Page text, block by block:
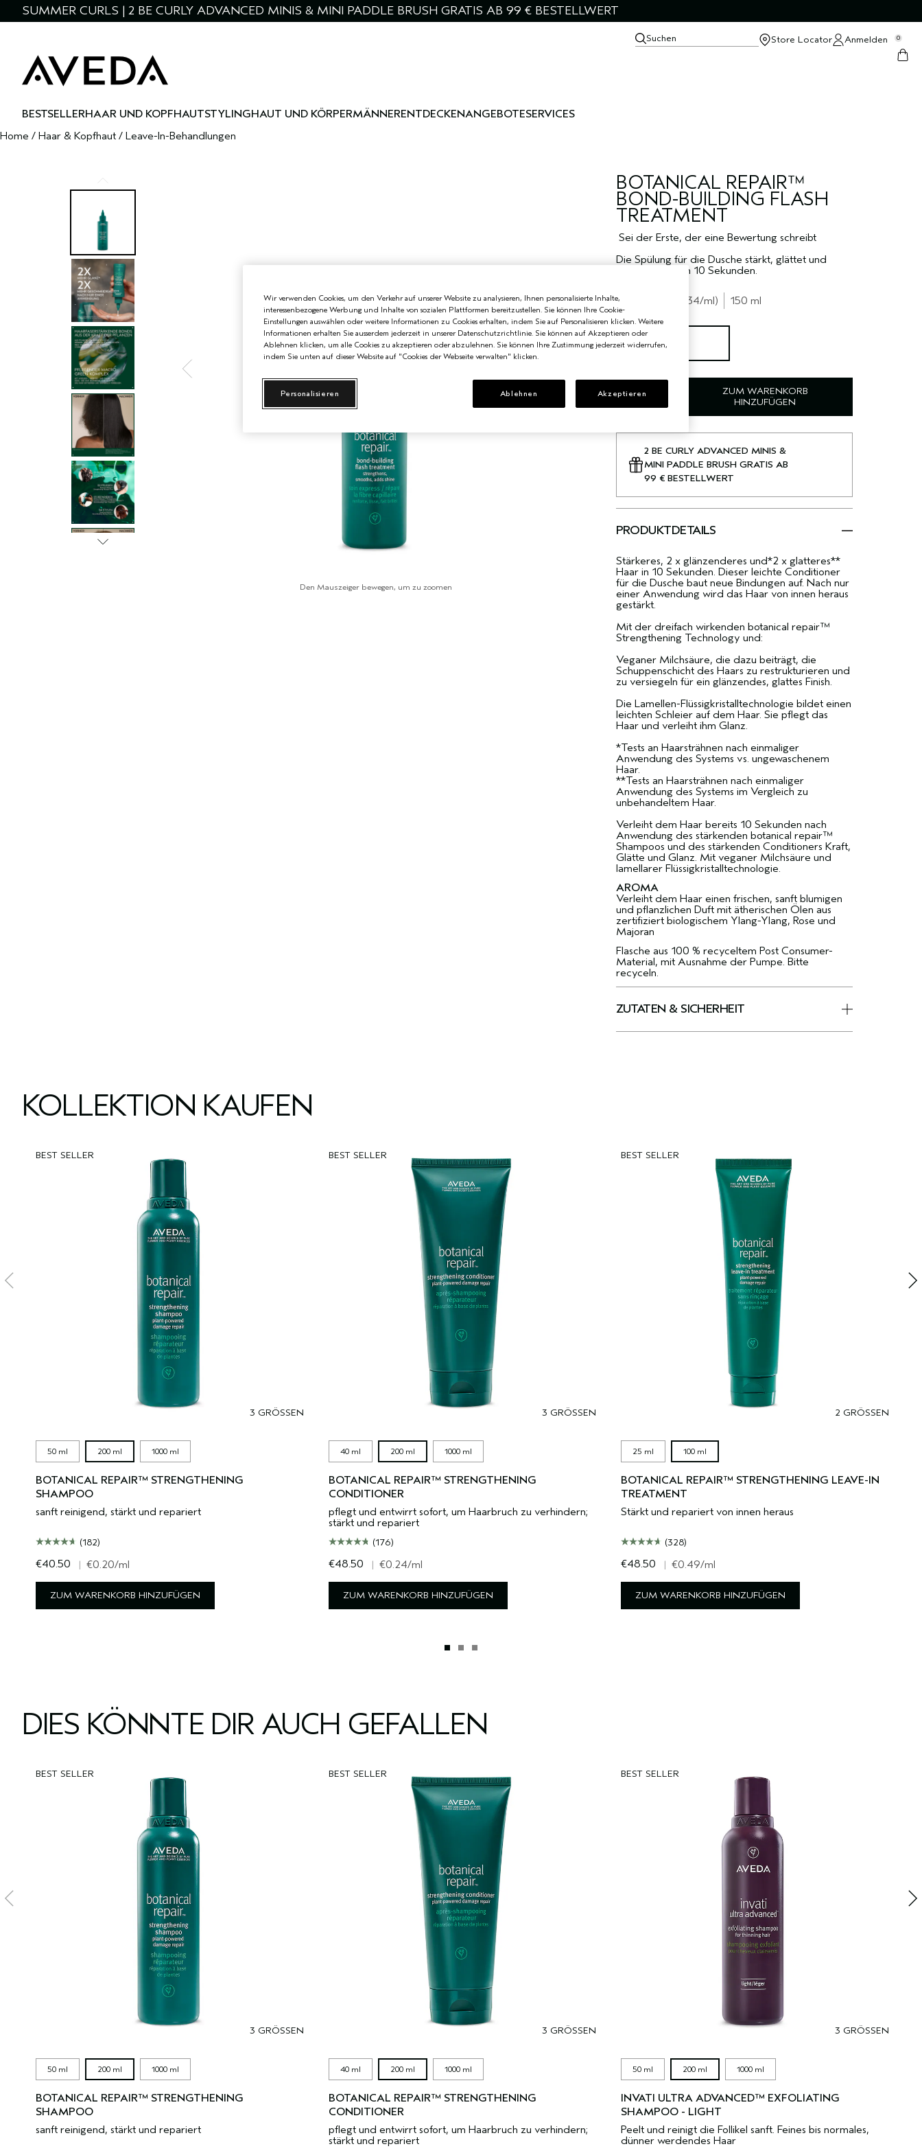
SUMMER CURLS | 2 BE CURLY ADVANCED MINIS & MINI PADDLE BRUSH GRATIS AB 99 € BESTELLWERT
Suchen Store Locator Anmelden 0
BESTSELLERHAAR UND KOPFHAUTSTYLINGHAUT UND KÖRPERMÄNNERENTDECKENANGEBOTESERVICES
Home / Haar & Kopfhaut / Leave-In-Behandlungen
BOTANICAL REPAIR™
BOND-BUILDING FLASH
TREATMENT
Sei der Erste, der eine Bewertung schreibt
Die Spülung für die Dusche stärkt, glättet und
verleiht Glanz in 10 Sekunden.
Den Mauszeiger bewegen, um zu zoomen
€51.00 €0.34/ml 150 ml
150 ml
€51.00
ZUM WARENKORB
HINZUFÜGEN
2 BE CURLY ADVANCED MINIS &
MINI PADDLE BRUSH GRATIS AB
99 € BESTELLWERT
PRODUKTDETAILS
Stärkeres, 2 x glänzenderes und*2 x glatteres**
Haar in 10 Sekunden. Dieser leichte Conditioner
für die Dusche baut neue Bindungen auf. Nach nur
einer Anwendung wird das Haar von innen heraus
gestärkt.
Mit der dreifach wirkenden botanical repair™
Strengthening Technology und:
Veganer Milchsäure, die dazu beiträgt, die
Schuppenschicht des Haars zu restrukturieren und
zu versiegeln für ein glänzendes, glattes Finish.
Die Lamellen-Flüssigkristalltechnologie bildet einen
leichten Schleier auf dem Haar. Sie pflegt das
Haar und verleiht ihm Glanz.
*Tests an Haarsträhnen nach einmaliger
Anwendung des Systems vs. ungewaschenem
Haar.
**Tests an Haarsträhnen nach einmaliger
Anwendung des Systems im Vergleich zu
unbehandeltem Haar.
Verleiht dem Haar bereits 10 Sekunden nach
Anwendung des stärkenden botanical repair™
Shampoos und des stärkenden Conditioners Kraft,
Glätte und Glanz. Mit veganer Milchsäure und
lamellarer Flüssigkristalltechnologie.
AROMA
Verleiht dem Haar einen frischen, sanft blumigen
und pflanzlichen Duft mit ätherischen Ölen aus
zertifiziert biologischem Ylang-Ylang, Rose und
Majoran
Flasche aus 100 % recyceltem Post Consumer-
Material, mit Ausnahme der Pumpe. Bitte
recyceln.
ZUTATEN & SICHERHEIT
KOLLEKTION KAUFEN
BEST SELLER
3 GRÖSSEN
50 ml 200 ml 1000 ml
BOTANICAL REPAIR™ STRENGTHENING
SHAMPOO
sanft reinigend, stärkt und repariert
(182)
€40.50 | €0.20/ml
ZUM WARENKORB HINZUFÜGEN
BEST SELLER
3 GRÖSSEN
40 ml 200 ml 1000 ml
BOTANICAL REPAIR™ STRENGTHENING
CONDITIONER
pflegt und entwirrt sofort, um Haarbruch zu verhindern;
stärkt und repariert
(176)
€48.50 | €0.24/ml
ZUM WARENKORB HINZUFÜGEN
BEST SELLER
2 GRÖSSEN
25 ml 100 ml
BOTANICAL REPAIR™ STRENGTHENING LEAVE-IN
TREATMENT
Stärkt und repariert von innen heraus
(328)
€48.50 | €0.49/ml
ZUM WARENKORB HINZUFÜGEN
DIES KÖNNTE DIR AUCH GEFALLEN
BEST SELLER
3 GRÖSSEN
50 ml 200 ml 1000 ml
BOTANICAL REPAIR™ STRENGTHENING
SHAMPOO
sanft reinigend, stärkt und repariert
BEST SELLER
3 GRÖSSEN
40 ml 200 ml 1000 ml
BOTANICAL REPAIR™ STRENGTHENING
CONDITIONER
pflegt und entwirrt sofort, um Haarbruch zu verhindern;
stärkt und repariert
BEST SELLER
3 GRÖSSEN
50 ml 200 ml 1000 ml
INVATI ULTRA ADVANCED™ EXFOLIATING
SHAMPOO - LIGHT
Peelt und reinigt die Follikel sanft. Feines bis normales,
dünner werdendes Haar
Wir verwenden Cookies, um den Verkehr auf unserer Website zu analysieren, Ihnen personalisierte Inhalte,
interessenbezogene Werbung und Inhalte von sozialen Plattformen bereitzustellen. Sie können Ihre Cookie-
Einstellungen auswählen oder weitere Informationen zu Cookies erhalten, indem Sie auf Personalisieren klicken. Weitere
Informationen erhalten Sie ausserdem jederzeit in unserer Datenschutzrichtlinie. Sie können auf Akzeptieren oder
Ablehnen klicken, um alle Cookies zu akzeptieren oder abzulehnen. Sie können Ihre Zustimmung jederzeit widerrufen,
indem Sie unten auf dieser Website auf "Cookies der Webseite verwalten" klicken.
Personalisieren Ablehnen Akzeptieren